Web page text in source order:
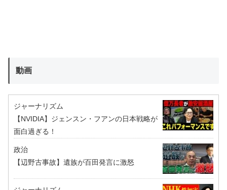
動画
ジャーナリズム
【NVIDIA】ジェンスン・フアンの日本戦略が
面白過ぎる！
政治
【辺野古事故】遺族が百田発言に激怒